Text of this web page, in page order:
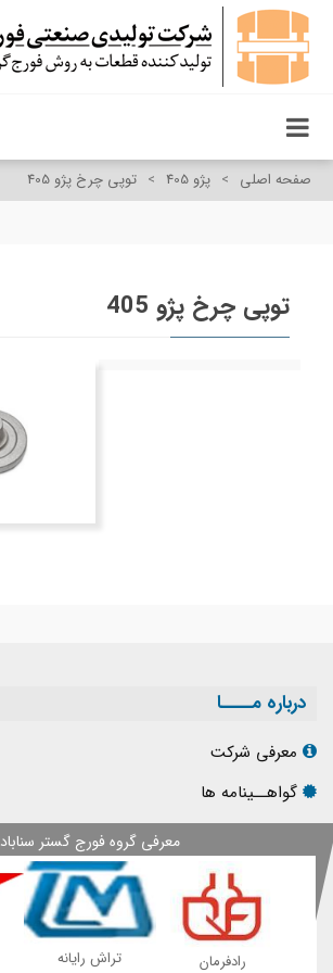
صفحه اصلی > پژو 405 > توپی چرخ پژو 405
توپی چرخ پژو 405
درباره مــــا
معرفی شرکت
گواهــینامه ها
معرفی گروه فورج گستر سناباد
تراش رایانه رادفرمان